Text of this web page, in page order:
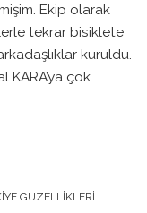
Ekip olarak
tekrar bisiklete
kuruldu.
çok
GÜZELLIKLERI